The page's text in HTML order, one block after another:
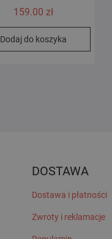
159.00 zł
Dodaj do koszyka
DOSTAWA
Dostawa i płatności
Zwroty i reklamacje